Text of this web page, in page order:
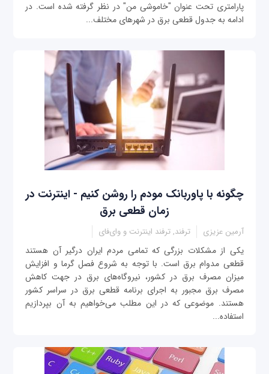
پارامتری تحت عنوان "خاموشی من" در نظر گرفته شده است. در
ادامه به جدول قطعی برق در شهرهای مختلف...
چگونه با پاوربانک مودم را روشن کنیم - اینترنت در
زمان قطعی برق
آرمین عزیزی ترفند, ترفند اینترنت و وای‌فای
یکی از مشکلات بزرگی که تمامی مردم ایران درگیر آن هستند
قطعی مدوام برق است. با توجه به شروع فصل گرما و افزایش
میزان مصرف برق در کشور، نیروگاه‌های برق در جهت کاهش
مصرف برق مجبور به اجرای برنامه قطعی برق در سراسر کشور
هستند. موضوعی که در این مطلب می‌خواهیم به آن بپردازیم
استفاده...